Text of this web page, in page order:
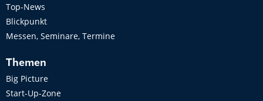
Top-News
Blickpunkt
Messen, Seminare, Termine
Themen
Big Picture
Start-Up-Zone